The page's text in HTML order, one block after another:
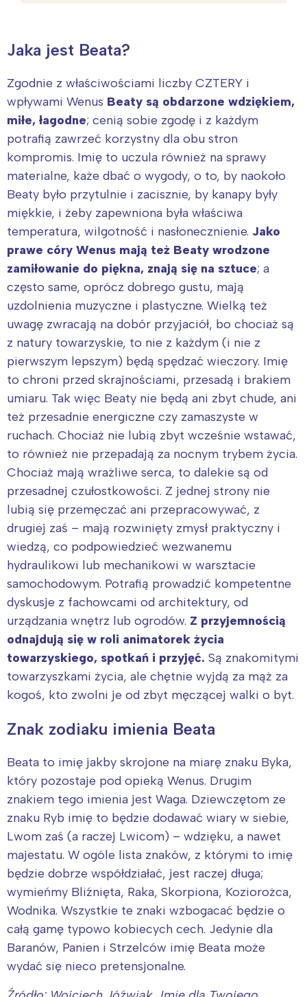
Jaka jest Beata?
Zgodnie z właściwościami liczby CZTERY i
wpływami Wenus Beaty są obdarzone wdziękiem,
miłe, łagodne; cenią sobie zgodę i z każdym
potrafią zawrzeć korzystny dla obu stron
kompromis. Imię to uczula również na sprawy
materialne, każe dbać o wygody, o to, by naokoło
Beaty było przytulnie i zacisznie, by kanapy były
miękkie, i żeby zapewniona była właściwa
temperatura, wilgotność i nasłonecznienie. Jako
prawe córy Wenus mają też Beaty wrodzone
zamiłowanie do piękna, znają się na sztuce; a
często same, oprócz dobrego gustu, mają
uzdolnienia muzyczne i plastyczne. Wielką też
uwagę zwracają na dobór przyjaciół, bo chociaż są
z natury towarzyskie, to nie z każdym (i nie z
pierwszym lepszym) będą spędzać wieczory. Imię
to chroni przed skrajnościami, przesadą i brakiem
umiaru. Tak więc Beaty nie będą ani zbyt chude, ani
też przesadnie energiczne czy zamaszyste w
ruchach. Chociaż nie lubią zbyt wcześnie wstawać,
to również nie przepadają za nocnym trybem życia.
Chociaż mają wrażliwe serca, to dalekie są od
przesadnej czułostkowości. Z jednej strony nie
lubią się przemęczać ani przepracowywać, z
drugiej zaś – mają rozwinięty zmysł praktyczny i
wiedzą, co podpowiedzieć wezwanemu
hydraulikowi lub mechanikowi w warsztacie
samochodowym. Potrafią prowadzić kompetentne
dyskusje z fachowcami od architektury, od
urządzania wnętrz lub ogrodów. Z przyjemnością
odnajdują się w roli animatorek życia
towarzyskiego, spotkań i przyjęć. Są znakomitymi
towarzyszkami życia, ale chętnie wyjdą za mąż za
kogoś, kto zwolni je od zbyt męczącej walki o byt.
Znak zodiaku imienia Beata
Beata to imię jakby skrojone na miarę znaku Byka,
który pozostaje pod opieką Wenus. Drugim
znakiem tego imienia jest Waga. Dziewczętom ze
znaku Ryb imię to będzie dodawać wiary w siebie,
Lwom zaś (a raczej Lwicom) – wdzięku, a nawet
majestatu. W ogóle lista znaków, z którymi to imię
będzie dobrze współdziałać, jest raczej długa;
wymieńmy Bliźnięta, Raka, Skorpiona, Koziorożca,
Wodnika. Wszystkie te znaki wzbogacać będzie o
całą gamę typowo kobiecych cech. Jedynie dla
Baranów, Panien i Strzelców imię Beata może
wydać się nieco pretensjonalne.
Interesują mnie wydarzenia z